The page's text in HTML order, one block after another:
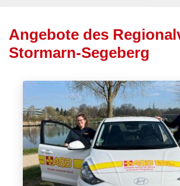
Angebote des
Stormarn-Segeberg